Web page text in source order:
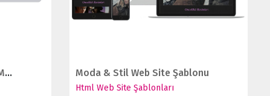
Di Verso Premium Şablon (Mobil Uyumlu) Moda & Stil Web Site Şablonu
Html Web Site Şablonları